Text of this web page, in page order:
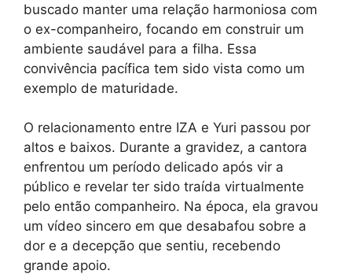
buscado manter uma relação harmoniosa com
o ex-companheiro, focando em construir um
ambiente saudável para a filha. Essa
convivência pacífica tem sido vista como um
exemplo de maturidade.
O relacionamento entre IZA e Yuri passou por
altos e baixos. Durante a gravidez, a cantora
enfrentou um período delicado após vir a
público e revelar ter sido traída virtualmente
pelo então companheiro. Na época, ela gravou
um vídeo sincero em que desabafou sobre a
dor e a decepção que sentiu, recebendo
grande apoio.